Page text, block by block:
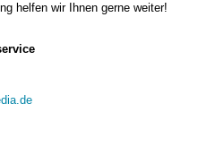
helfen wir Ihnen gerne weiter!